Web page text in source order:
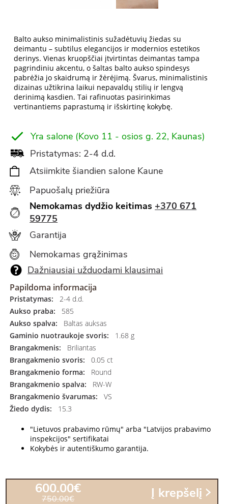
Balto aukso minimalistinis sužadėtuvių žiedas su
deimantu – subtilus elegancijos ir modernios estetikos
derinys. Vienas kruopščiai įtvirtintas deimantas tampa
pagrindiniu akcentu, o šaltas balto aukso spindesys
pabrėžia jo skaidrumą ir žėrėjimą. Švarus, minimalistinis
dizainas užtikrina laikui nepavaldų stilių ir lengvą
derinimą kasdien. Tai rafinuotas pasirinkimas
vertinantiems paprastumą ir išskirtinę kokybę.
Yra salone (Kovo 11 - osios g. 22, Kaunas)
Pristatymas: 2-4 d.d.
Atsiimkite šiandien salone Kaune
Papuošalų priežiūra
Nemokamas dydžio keitimas +370 671
59775
Garantija
Nemokamas grąžinimas
Dažniausiai užduodami klausimai
Papildoma informacija
Pristatymas:
2-4 d.d.
Aukso praba:
585
Aukso spalva:
Baltas auksas
Gaminio nuotraukoje svoris:
1.68 g
Brangakmenis:
Briliantas
Brangakmenio svoris:
0.05 ct
Brangakmenio forma:
Round
Brangakmenio spalva:
RW-W
Brangakmenio švarumas:
VS
Žiedo dydis:
15.3
"Lietuvos prabavimo rūmų" arba "Latvijos prabavimo
inspekcijos" sertifikatai
Kokybės ir autentiškumo garantija.
600.00€
750.00€ Į krepšelį